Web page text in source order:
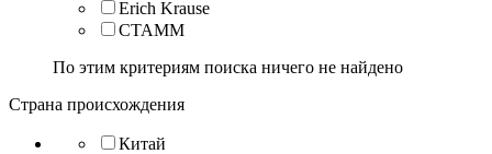
Erich Krause
СТАММ
По этим критериям поиска ничего не найдено
Страна происхождения
Китай